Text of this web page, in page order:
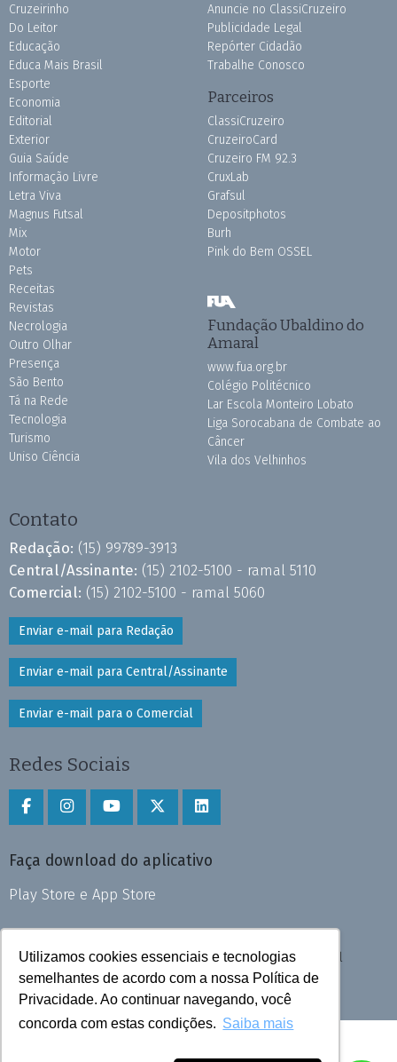
Utilizamos cookies essenciais e tecnologias
semelhantes de acordo com a nossa Política de
Privacidade. Ao continuar navegando, você
concorda com estas condições. Saiba mais
Cruzeirinho
Do Leitor
Educação
Educa Mais Brasil
Esporte
Economia
Editorial
Exterior
Guia Saúde
Informação Livre
Letra Viva
Magnus Futsal
Mix
Motor
Pets
Receitas
Revistas
Necrologia
Outro Olhar
Presença
São Bento
Tá na Rede
Tecnologia
Turismo
Uniso Ciência
Anuncie no ClassiCruzeiro
Publicidade Legal
Repórter Cidadão
Trabalhe Conosco
Parceiros
ClassiCruzeiro
CruzeiroCard
Cruzeiro FM 92.3
CruxLab
Grafsul
Depositphotos
Burh
Pink do Bem OSSEL
Fundação Ubaldino do
Amaral
www.fua.org.br
Colégio Politécnico
Lar Escola Monteiro Lobato
Liga Sorocabana de Combate ao
Câncer
Vila dos Velhinhos
Contato
Redação: (15) 99789-3913
Central/Assinante: (15) 2102-5100 - ramal 5110
Comercial: (15) 2102-5100 - ramal 5060
Enviar e-mail para Redação
Enviar e-mail para Central/Assinante
Enviar e-mail para o Comercial
Redes Sociais
Faça download do aplicativo
Play Store e App Store
Todos os direitos reservados © 2025 Cruzeiro do Sul